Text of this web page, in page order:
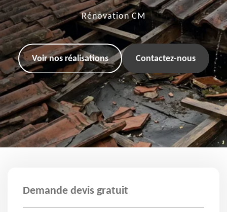
Rénovation CM
Voir nos réalisations Contactez-nous
Demande devis gratuit